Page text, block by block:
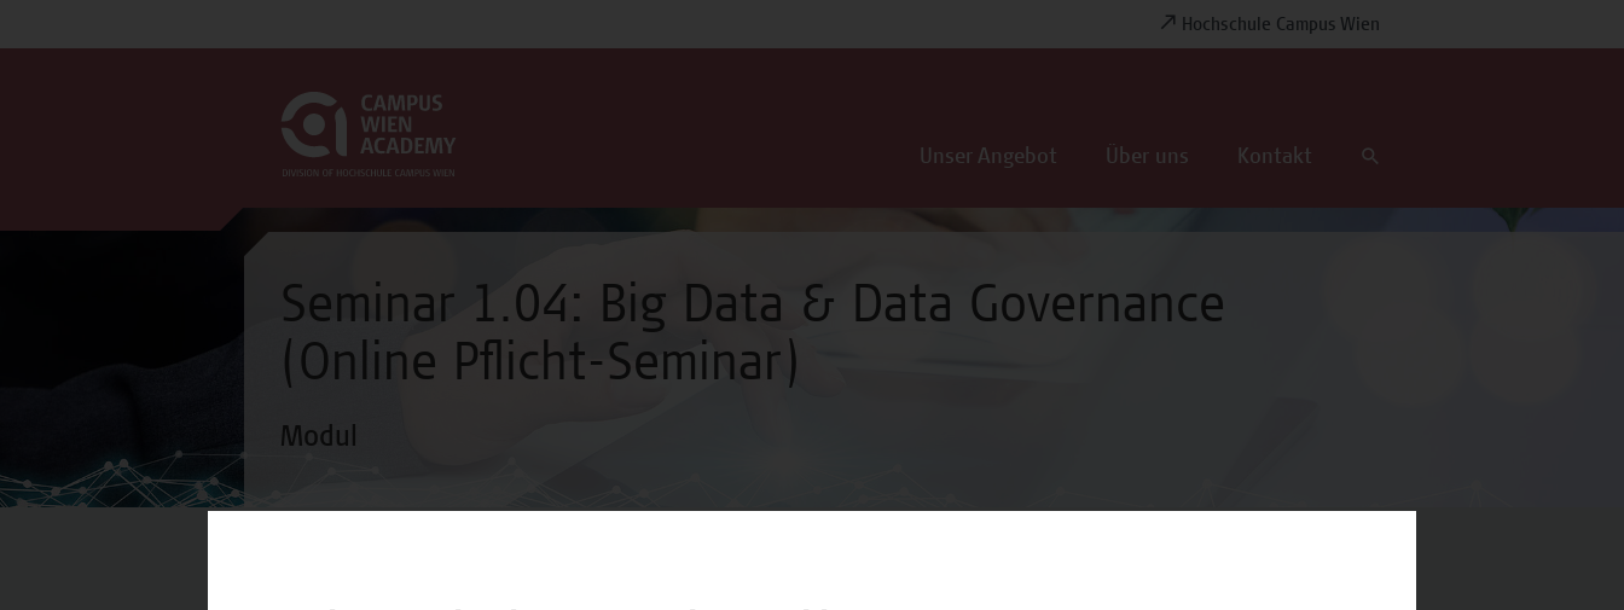
Hochschule Campus Wien
Unser Angebot Über uns Kontakt
Seminar 1.04: Big Data & Data Governance
(Online Pflicht-Seminar)
Modul